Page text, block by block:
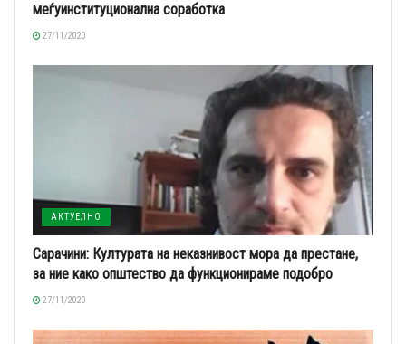
меѓуинституционална соработка
27/11/2020
АКТУЕЛНО
Сарачини: Културата на неказнивост мора да престане,
за ние како општество да функционираме подобро
27/11/2020